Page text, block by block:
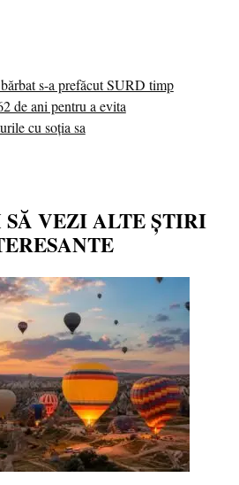
s-a prefăcut SURD timp
de ani pentru a evita
cu soția sa
VEZI ALTE ȘTIRI